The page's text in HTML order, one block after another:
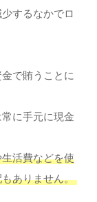
するなかでロ
で賄うことに
に手元に現金
活費などを使
もありません。